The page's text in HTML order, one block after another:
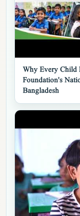
▶
Why Every Child
Foundation's
Bangladesh